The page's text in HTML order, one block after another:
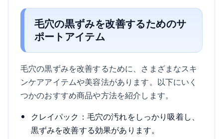
毛穴の黒ずみを改善するためのサ
ポートアイテム
毛穴の黒ずみを改善するために、さまざまなスキ
ンケアアイテムや美容法があります。以下にいく
つかのおすすめ商品や方法を紹介します。
クレイパック：毛穴の汚れをしっかり吸着し、
黒ずみを改善する効果があります。